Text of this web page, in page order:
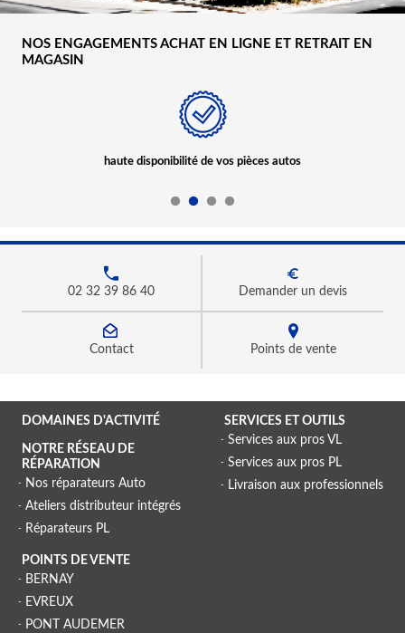
NOS ENGAGEMENTS ACHAT EN LIGNE ET RETRAIT EN
MAGASIN
haute disponibilité de vos pièces autos
02 32 39 86 40 Demander un devis
Contact Points de vente
DOMAINES D'ACTIVITÉ
NOTRE RÉSEAU DE
RÉPARATION
Nos réparateurs Auto
Ateliers distributeur intégrés
Réparateurs PL
SERVICES ET OUTILS
Services aux pros VL
Services aux pros PL
Livraison aux professionnels
POINTS DE VENTE
BERNAY
EVREUX
PONT AUDEMER